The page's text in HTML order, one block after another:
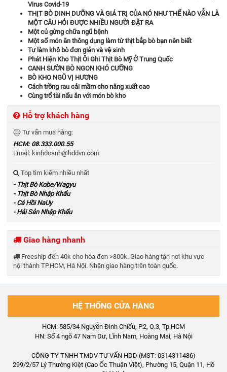
Virus Covid-19
THỊT BÒ DINH DƯỠNG VÀ GIÁ TRỊ CỦA NÓ NHƯ THẾ NÀO VẪN LÀ
MỘT CÂU HỎI ĐƯỢC NHIỀU NGƯỜI ĐẶT RA
Một củ gừng chữa ngũ bệnh
Một số món ăn thông dụng làm từ thịt bắp bò bạn nên biết
Tự làm khô bò đơn giản và vệ sinh
Phát Hiện Kho Thịt Ôi Ghi Thịt Bò Mỹ Ở Trung Quốc
CANH SƯỜN BÒ NGON KHÓ CƯỠNG
BÒ KHO NGŨ VỊ HƯƠNG
Cách trồng rau cải mầm cho năng xuất cao
Cùng trổ tài nấu ăn với món bò kho
Hỗ trợ khách hàng
Tư vấn mua hàng:
HCM: 08.333.000.55
Email: kinhdoanh@hddvn.com
Top tìm kiếm nhiều nhất
- Thịt Bò Kobe/Wagyu
- Thịt Bò Nhập Khẩu
- Cá Hồi NaUy
- Hải Sản Nhập Khẩu
Giao hàng nhanh
Freeship đến 40k cho hóa đơn >800k. Giao hàng tận nơi khu vực
nội thành TP.HCM, Hà Nội. Nhận giao hàng trên toàn quốc.
HỆ THỐNG CỬA HÀNG
HCM: 585/34 Nguyễn Đình Chiểu, P.2, Q.3, Tp.HCM
HN: Số 4 ngõ 47 Nam Dư, Lĩnh Nam, Hoàng Mai, Hà Nội
CÔNG TY TNHH TMDV TƯ VẤN HDD (MST: 0314311486)
299/2/57 Lý Thường Kiệt (Cao Ốc Thuận Việt), Phường 15, Quận 11, Hồ